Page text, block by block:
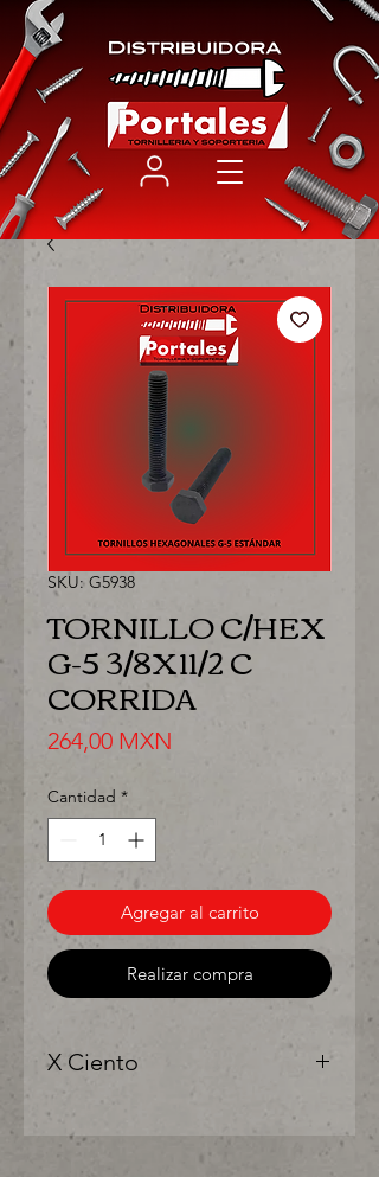
SKU: G5938
TORNILLO C/HEX
G-5 3/8X11/2 C
CORRIDA
264,00 MXN
Cantidad *
Agregar al carrito
Realizar compra
X Ciento
"Ya sea para comprar o para surtir,
solo los mejores precios para tu
tienda o proyecto" venta por ciento